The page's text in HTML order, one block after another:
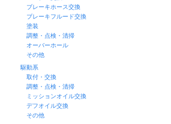
ブレーキホース交換
ブレーキフルード交換
塗装
調整・点検・清掃
オーバーホール
その他
駆動系
取付・交換
調整・点検・清掃
ミッションオイル交換
デフオイル交換
その他